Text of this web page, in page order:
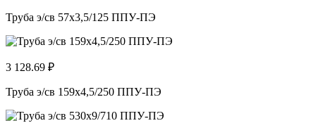
Труба э/св 57х3,5/125 ППУ-ПЭ
3 128.69 ₽
Труба э/св 159х4,5/250 ППУ-ПЭ